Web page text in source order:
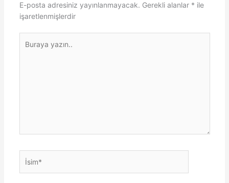
E-posta adresiniz yayınlanmayacak. Gerekli alanlar * ile
işaretlenmişlerdir
yazın..